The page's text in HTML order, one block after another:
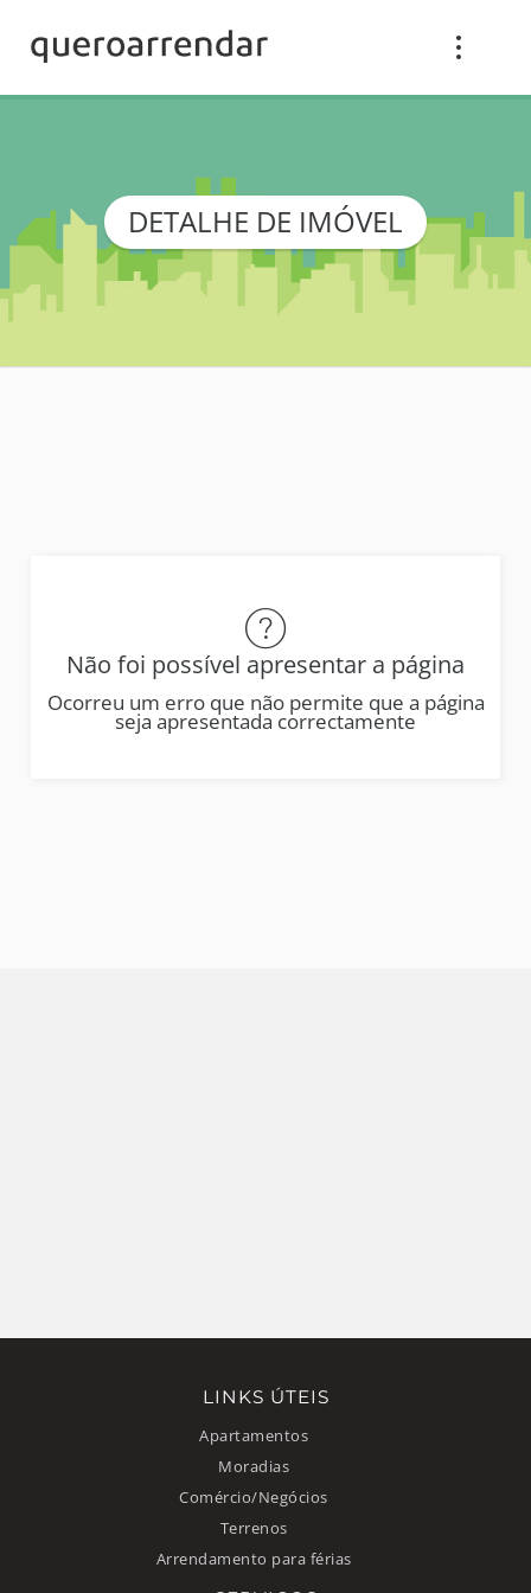
DETALHE DE IMÓVEL
Não foi possível apresentar a página
Ocorreu um erro que não permite que a página
seja apresentada correctamente
LINKS ÚTEIS
Apartamentos
Moradias
Comércio/Negócios
Terrenos
Arrendamento para férias